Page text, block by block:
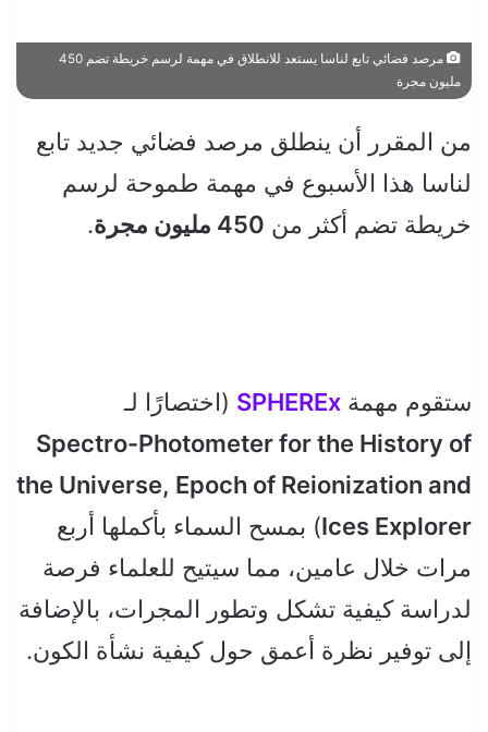
مرصد فضائي تابع لناسا يستعد للانطلاق في مهمة لرسم خريطة تضم 450
مليون مجرة
من المقرر أن ينطلق مرصد فضائي جديد تابع
لناسا هذا الأسبوع في مهمة طموحة لرسم
خريطة تضم أكثر من 450 مليون مجرة .
ستقوم مهمة SPHEREx (اختصارًا لـ
Spectro-Photometer for the History of
the Universe, Epoch of Reionization and
Ices Explorer) بمسح السماء بأكملها أربع
مرات خلال عامين، مما سيتيح للعلماء فرصة
لدراسة كيفية تشكل وتطور المجرات، بالإضافة
إلى توفير نظرة أعمق حول كيفية نشأة الكون.